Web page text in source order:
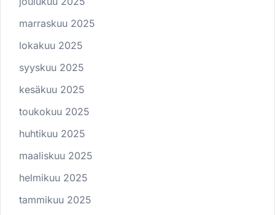
marraskuu 2025
lokakuu 2025
syyskuu 2025
kesäkuu 2025
toukokuu 2025
huhtikuu 2025
maaliskuu 2025
helmikuu 2025
tammikuu 2025